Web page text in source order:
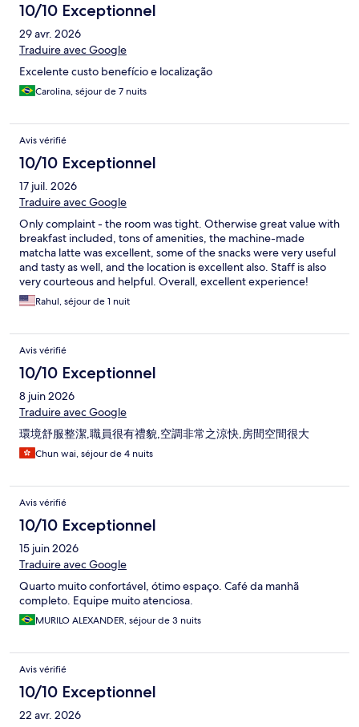
10/10 Exceptionnel
29 avr. 2026
Traduire avec Google
Excelente custo benefício e localização
Carolina, séjour de 7 nuits
Avis vérifié
10/10 Exceptionnel
17 juil. 2026
Traduire avec Google
Only complaint - the room was tight. Otherwise great value with
breakfast included, tons of amenities, the machine-made
matcha latte was excellent, some of the snacks were very useful
and tasty as well, and the location is excellent also. Staff is also
very courteous and helpful. Overall, excellent experience!
Rahul, séjour de 1 nuit
Avis vérifié
10/10 Exceptionnel
8 juin 2026
Traduire avec Google
環境舒服整潔,職員很有禮貌,空調非常之涼快,房間空間很大
Chun wai, séjour de 4 nuits
Avis vérifié
10/10 Exceptionnel
15 juin 2026
Traduire avec Google
Quarto muito confortável, ótimo espaço. Café da manhã
completo. Equipe muito atenciosa.
MURILO ALEXANDER, séjour de 3 nuits
Avis vérifié
10/10 Exceptionnel
22 avr. 2026